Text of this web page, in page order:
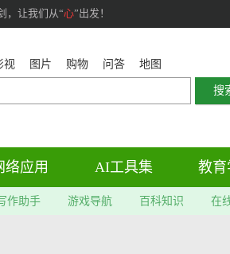
，让我们从“心”出发！
视 图片 购物 问答 地图
络应用 AI工具集 教育
作助手 游戏导航 百科知识 在